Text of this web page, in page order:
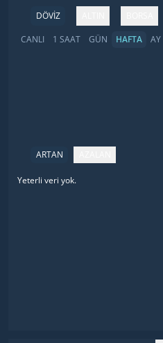
DÖVİZ
CANLI
1 SAAT GÜN HAFTA AY
ARTAN
İsimFiyatDeğişim
Yeterli veri yok.